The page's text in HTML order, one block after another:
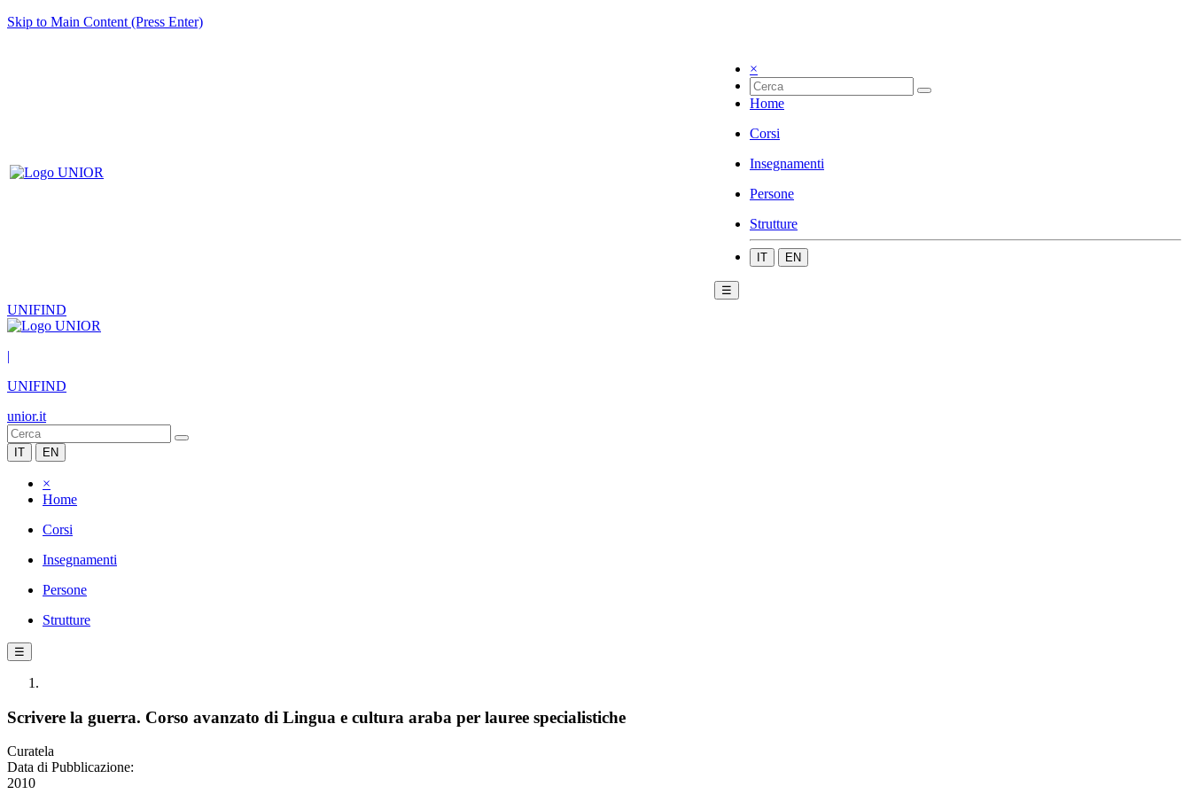
Skip to Main Content (Press Enter)
×
Home
Corsi
Insegnamenti
Persone
Strutture
IT EN
☰
UNIFIND
|
UNIFIND
unior.it
IT EN
×
Home
Corsi
Insegnamenti
Persone
Strutture
☰
Scrivere la guerra. Corso avanzato di Lingua e cultura araba per lauree specialistiche
Curatela
Data di Pubblicazione:
2010